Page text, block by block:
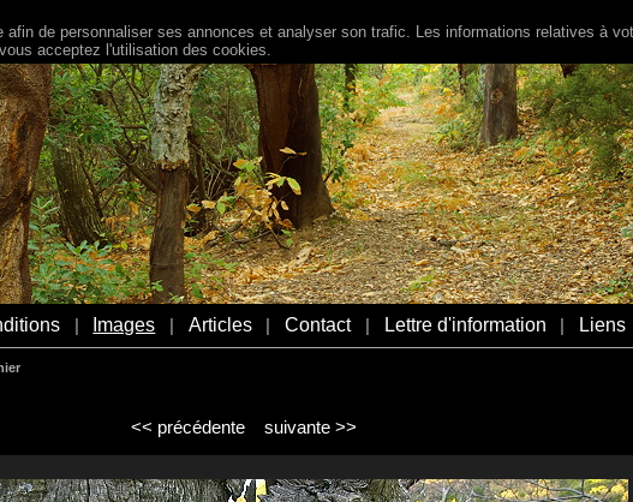
Images Articles Contact Lettre d'information Liens
<< précédente suivante >>
de personnaliser ses annonces et analyser son trafic. Les informations relatives à
acceptez l'utilisation des cookies.